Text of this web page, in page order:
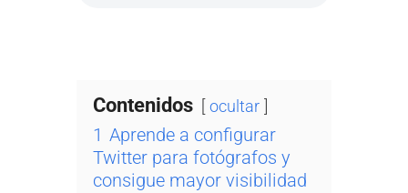
Contenidos ocultar
1 Aprende a configurar
Twitter para fotógrafos y
consigue mayor visibilidad